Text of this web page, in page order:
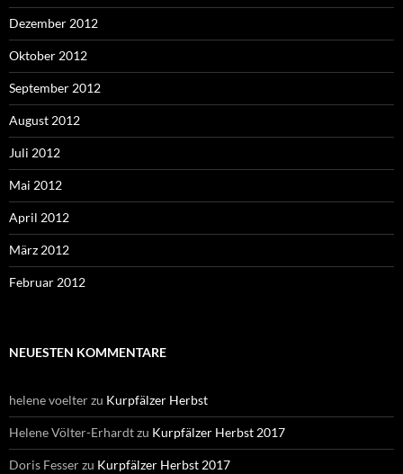
Dezember 2012
Oktober 2012
September 2012
August 2012
Juli 2012
Mai 2012
April 2012
März 2012
Februar 2012
NEUESTEN KOMMENTARE
helene voelterzu Kurpfälzer Herbst
Helene Völter-Erhardtzu Kurpfälzer Herbst 2017
Doris Fesserzu Kurpfälzer Herbst 2017